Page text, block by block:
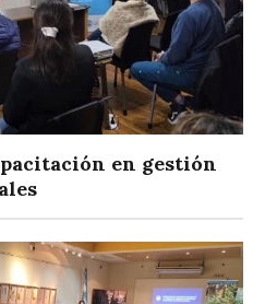
en gestión